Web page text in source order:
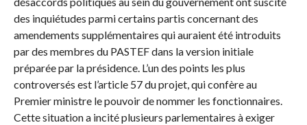
des inquiétudes parmi certains partis concernant des
amendements supplémentaires qui auraient été introduits
par des membres du PASTEF dans la version initiale
préparée par la présidence. L’un des points les plus
controversés est l’article 57 du projet, qui confère au
Premier ministre le pouvoir de nommer les fonctionnaires.
Cette situation a incité plusieurs parlementaires à exiger